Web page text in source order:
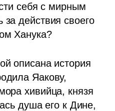
себя с мирным
действия своего
Ханука?
описана история
Яакову,
хивийца, князя
душа его к Дине,